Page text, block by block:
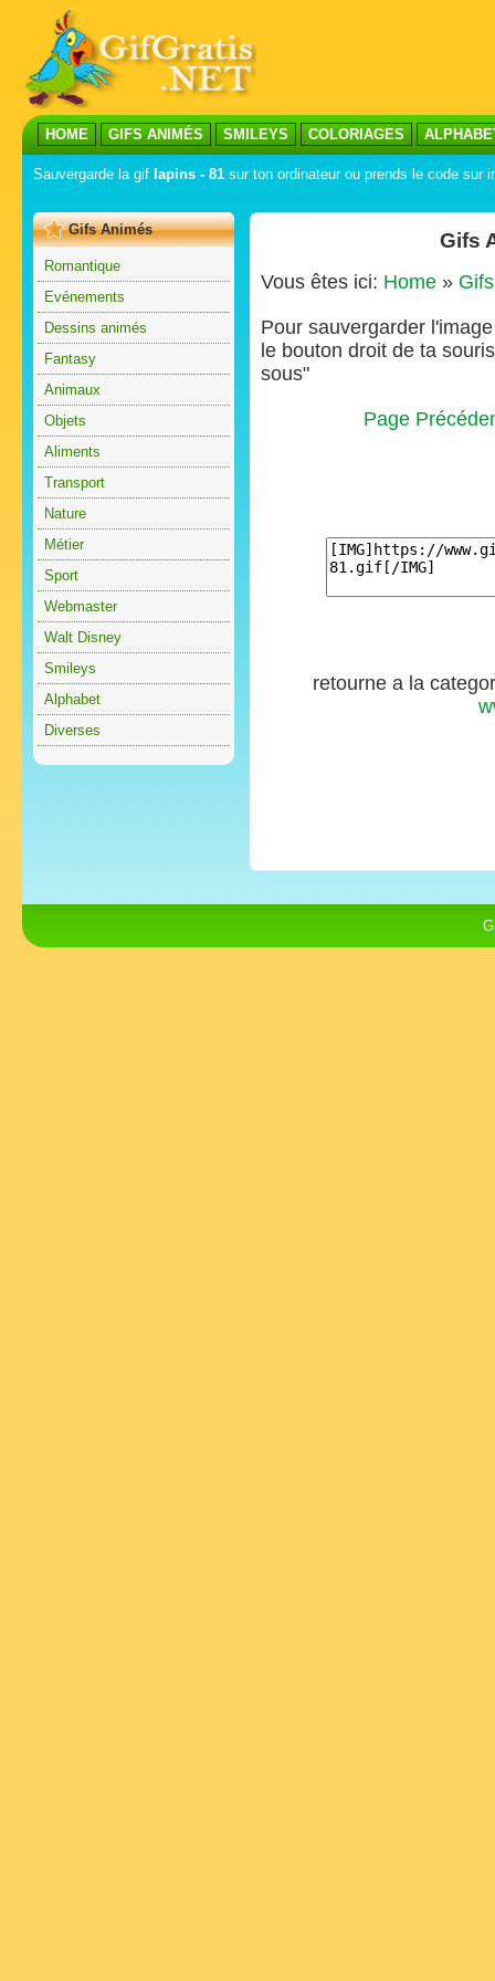
HOME GIFS ANIMÉS SMILEYS COLORIAGES
Sauvergarde la gif lapins - 81 sur ton ordinateur ou prends le code sur
Gifs Animés
Romantique
Evénements
Dessins animés
Fantasy
Animaux
Objets
Aliments
Transport
Nature
Métier
Sport
Webmaster
Walt Disney
Smileys
Alphabet
Diverses
Gifs
Vous êtes ici: Home »
Pour sauvergarder
le bouton droit de ta
sous"
Page
retourne a la